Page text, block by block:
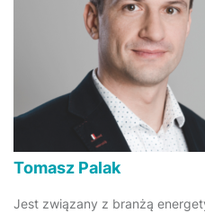
Tomasz Palak
Jest związany z branżą